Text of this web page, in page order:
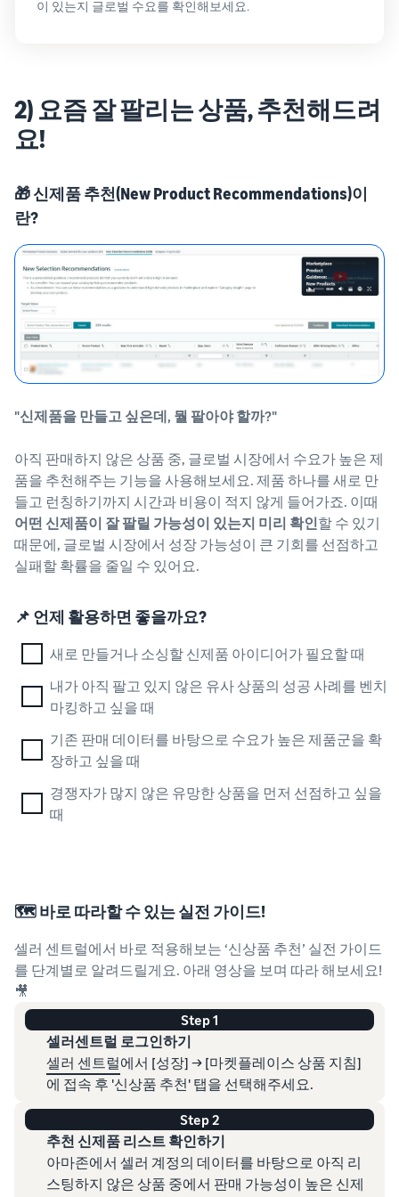
이 있는지 글로벌 수요를 확인해보세요.
2) 요즘 잘 팔리는 상품, 추천해드려
요!
🎁 신제품 추천(New Product Recommendations)이
란?
"신제품을 만들고 싶은데, 뭘 팔아야 할까?"
아직 판매하지 않은 상품 중, 글로벌 시장에서 수요가 높은 제
품을 추천해주는 기능을 사용해보세요. 제품 하나를 새로 만
들고 런칭하기까지 시간과 비용이 적지 않게 들어가죠. 이때
어떤 신제품이 잘 팔릴 가능성이 있는지 미리 확인할 수 있기
때문에, 글로벌 시장에서 성장 가능성이 큰 기회를 선점하고
실패할 확률을 줄일 수 있어요.
📌 언제 활용하면 좋을까요?
새로 만들거나 소싱할 신제품 아이디어가 필요할 때
내가 아직 팔고 있지 않은 유사 상품의 성공 사례를 벤치
마킹하고 싶을 때
기존 판매 데이터를 바탕으로 수요가 높은 제품군을 확
장하고 싶을 때
경쟁자가 많지 않은 유망한 상품을 먼저 선점하고 싶을
때
🗺️ 바로 따라할 수 있는 실전 가이드!
셀러 센트럴에서 바로 적용해보는 ‘신상품 추천’ 실전 가이드
를 단계별로 알려드릴게요. 아래 영상을 보며 따라 해보세요!
🎥
Step 1
셀러센트럴 로그인하기
셀러 센트럴에서 [성장] → [마켓플레이스 상품 지침]
에 접속 후 '신상품 추천' 탭을 선택해주세요.
Step 2
추천 신제품 리스트 확인하기
아마존에서 셀러 계정의 데이터를 바탕으로 아직 리
스팅하지 않은 상품 중에서 판매 가능성이 높은 신제